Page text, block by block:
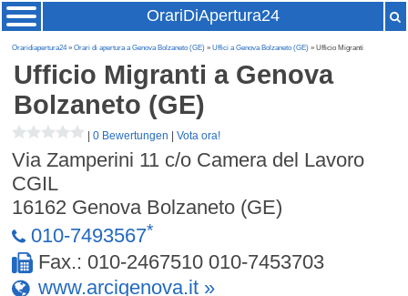
OrariDiApertura24
Oraridiapertura24»Orari di apertura a Genova Bolzaneto (GE) »Uffici a Genova Bolzaneto (GE) » Ufficio Migranti
Ufficio Migranti a Genova
Bolzaneto (GE)
|0 Bewertungen |Vota ora!
Via Zamperini 11 c/o Camera del Lavoro
CGIL
16162 Genova Bolzaneto (GE)
010-7493567*
Fax.: 010-2467510 010-7453703
www.arcigenova.it »